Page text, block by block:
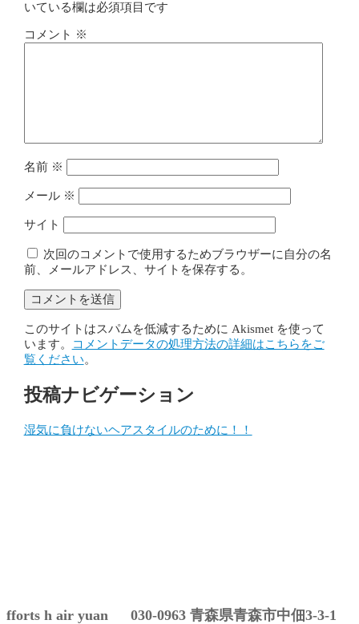
いている欄は必須項目です
コメント ※
名前 ※
メール ※
サイト
次回のコメントで使用するためブラウザーに自分の名
前、メールアドレス、サイトを保存する。
このサイトはスパムを低減するために Akismet を使って
います。
コメントデータの処理方法の詳細はこちらをご
覧ください。
投稿ナビゲーション
湿気に負けないヘアスタイルのために！！
fforts h air yuan 030-0963 青森県青森市中佃3-3-1